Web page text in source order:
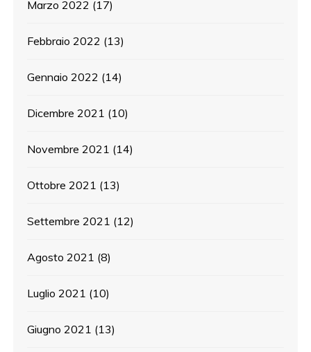
Marzo 2022 (17)
Febbraio 2022 (13)
Gennaio 2022 (14)
Dicembre 2021 (10)
Novembre 2021 (14)
Ottobre 2021 (13)
Settembre 2021 (12)
Agosto 2021 (8)
Luglio 2021 (10)
Giugno 2021 (13)